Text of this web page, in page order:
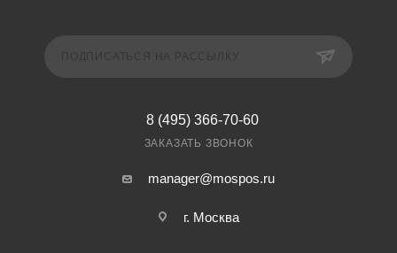
8 (495) 366-70-60
ЗАКАЗАТЬ ЗВОНОК
manager@mospos.ru
г. Москва